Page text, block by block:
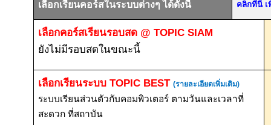
เลือกเรียนคอร์สในระบบต่างๆ ได้ดังนี้ คลิกที่นี่ เ
เลือกคอร์สเรียนรอบสด @ TOPIC SIAM
ยังไม่มีรอบสดในขณะนี้
เลือกเรียนระบบTOPIC BEST (รายละเอียดเพิ่มเติม)
ระบบเรียนส่วนตัวกับคอมพิวเตอร์ ตามวันและเวลาที่
สะดวก ที่สถาบัน